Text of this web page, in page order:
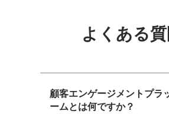
よくある
顧客エンゲージメントプラ
ームとは何ですか？